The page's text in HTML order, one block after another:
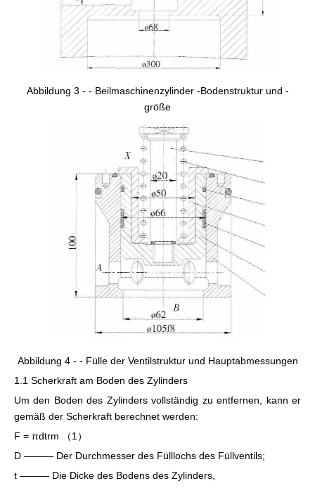
Abbildung 3 - - Beilmaschinenzylinder -Bodenstruktur und -
größe
Abbildung 4 - - Fülle der Ventilstruktur und Hauptabmessungen
1.1 Scherkraft am Boden des Zylinders
Um den Boden des Zylinders vollständig zu entfernen, kann er
gemäß der Scherkraft berechnet werden:
F = πdtrm （1）
D ——— Der Durchmesser des Fülllochs des Füllventils;
t ——— Die Dicke des Bodens des Zylinders,